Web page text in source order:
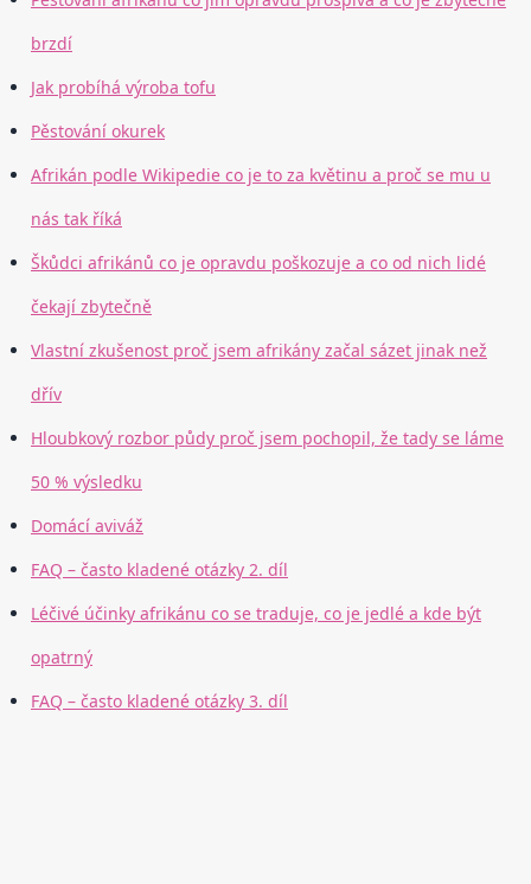
brzdí
Jak probíhá výroba tofu
Pěstování okurek
Afrikán podle Wikipedie co je to za květinu a proč se mu u
nás tak říká
Škůdci afrikánů co je opravdu poškozuje a co od nich lidé
čekají zbytečně
Vlastní zkušenost proč jsem afrikány začal sázet jinak než
dřív
Hloubkový rozbor půdy proč jsem pochopil, že tady se láme
50 % výsledku
Domácí aviváž
FAQ – často kladené otázky 2. díl
Léčivé účinky afrikánu co se traduje, co je jedlé a kde být
opatrný
FAQ – často kladené otázky 3. díl